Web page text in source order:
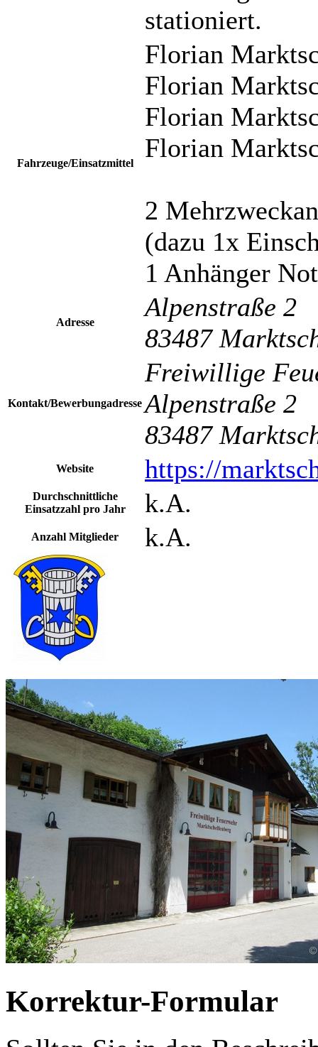
stationiert.
Fahrzeuge/Einsatzmittel
Florian
Florian
Florian
Florian
2
(dazu 1x
1 Anhänger
Adresse
Alpenstraße 2
83487
Kontakt/Bewerbungadresse
Freiwillige
Alpenstraße 2
83487
Website https://
Durchschnittliche
Einsatzzahl pro Jahr
k.A.
Anzahl Mitglieder k.A.
Korrektur-Formular